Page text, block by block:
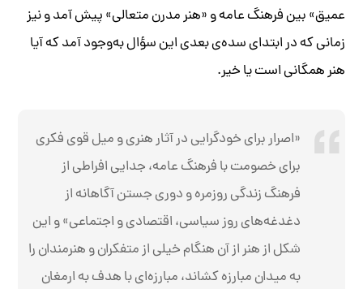
عمیق» بین فرهنگ عامه و «هنر مدرن متعالی» پیش آمد و نیز
زمانی که در ابتدای سده‌ی بعدی این سؤال به‌وجود آمد که آیا
هنر همگانی است یا خیر.
«اصرار برای خودگرایی در آثار هنری و میل قوی فکری
برای خصومت با فرهنگ عامه، جدایی افراطی از
فرهنگ زندگی روزمره و دوری جستن آگاهانه از
دغدغه‌های روز سیاسی، اقتصادی و اجتماعی» و این
شکل از هنر از آن هنگام خیلی از متفکران و هنرمندان را
به میدان مبارزه کشاند، مبارزه‌ای با هدف به ارمغان